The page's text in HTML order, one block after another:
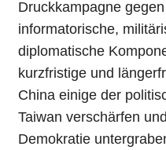
Druckkampagne
informatorische,
diplomatische
kurzfristige und
China einige der
Taiwan verschärfen
Demokratie